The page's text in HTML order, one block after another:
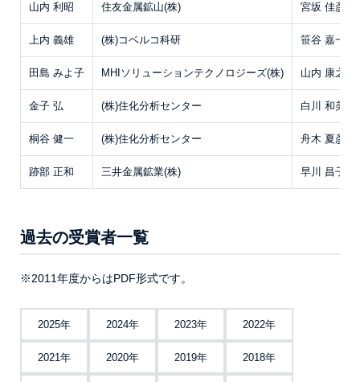
山内 利昭 住友金属鉱山(株) 宮坂 佳彦
上内 義雄 (株)コベルコ科研 笹谷 嘉一
田島 みよ子 MHIソリューションテクノロジーズ(株) 山内 康之
金子 弘 (株)住化分析センター 白川 和美
桐谷 健一 (株)住化分析センター 舟木 夏彦
跡部 正和 三井金属鉱業(株) 早川 昌子
過去の受賞者一覧
※2011年度からはPDF形式です。
2025年 2024年 2023年 2022年
2021年 2020年 2019年 2018年